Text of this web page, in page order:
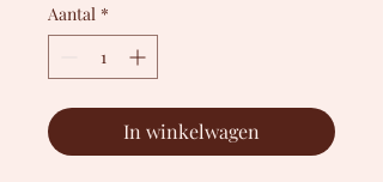
Aantal *
In winkelwagen